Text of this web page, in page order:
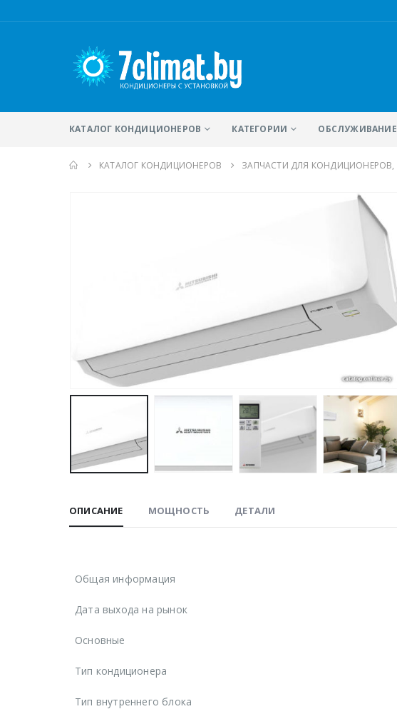
КАТАЛОГ КОНДИЦИОНЕРОВ КАТЕГОРИИ ОБСЛУЖИВАНИЕ
КАТАЛОГ КОНДИЦИОНЕРОВ ЗАПЧАСТИ ДЛЯ КОНДИЦИОНЕРОВ,
ОПИСАНИЕ МОЩНОСТЬ ДЕТАЛИ
Общая информация
Дата выхода на рынок
Основные
Тип кондиционера
Тип внутреннего блока